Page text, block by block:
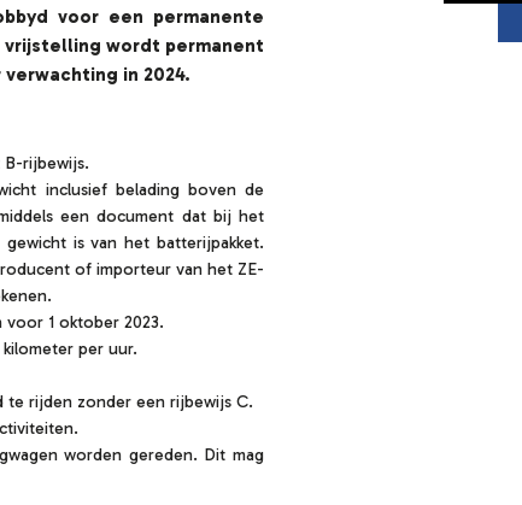
voor een permanente
wordt permanent
in 2024.
B-rijbewijs.
inclusief belading boven de
een document dat bij het
is van het batterijpakket.
of importeur van het ZE-
te tekenen.
1 oktober 2023.
per uur.
rijden zonder een rijbewijs C.
worden gereden. Dit mag